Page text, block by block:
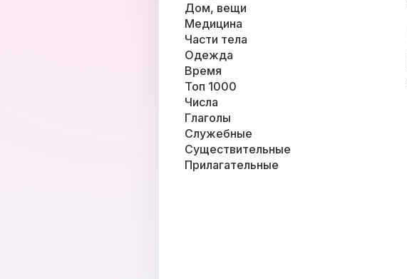
Дом, вещи
Медицина
Части тела
Одежда
Время
Топ 1000
Числа
Глаголы
Служебные
Существительные
Прилагательные